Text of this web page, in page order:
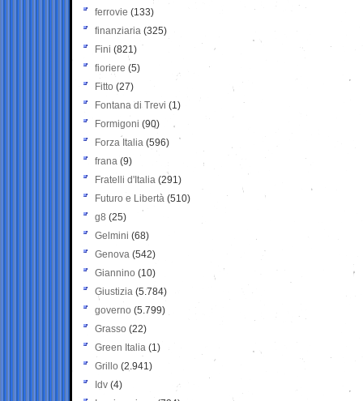
ferrovie (133)
finanziaria (325)
Fini (821)
fioriere (5)
Fitto (27)
Fontana di Trevi (1)
Formigoni (90)
Forza Italia (596)
frana (9)
Fratelli d'Italia (291)
Futuro e Libertà (510)
g8 (25)
Gelmini (68)
Genova (542)
Giannino (10)
Giustizia (5.784)
governo (5.799)
Grasso (22)
Green Italia (1)
Grillo (2.941)
Idv (4)